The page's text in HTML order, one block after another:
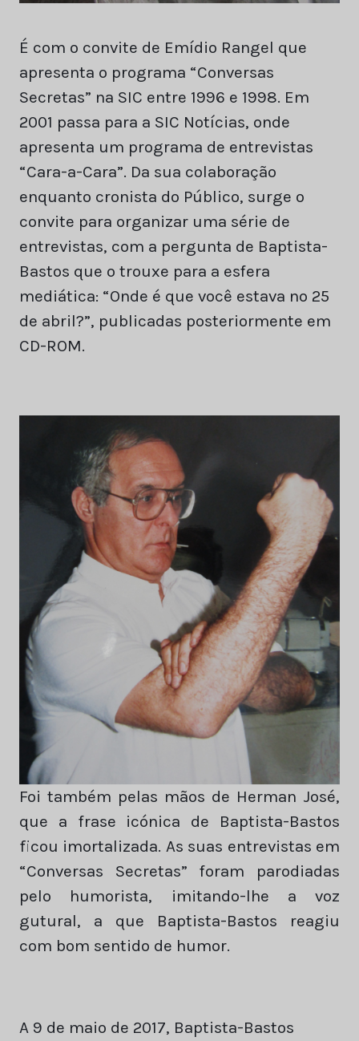
É com o convite de Emídio Rangel que
apresenta o programa “Conversas
Secretas” na SIC entre 1996 e 1998. Em
2001 passa para a SIC Notícias, onde
apresenta um programa de entrevistas
“Cara-a-Cara”. Da sua colaboração
enquanto cronista do Público, surge o
convite para organizar uma série de
entrevistas, com a pergunta de Baptista-
Bastos que o trouxe para a esfera
mediática: “Onde é que você estava no 25
de abril?”, publicadas posteriormente em
CD-ROM.
Foi também pelas mãos de Herman José,
que a frase icónica de Baptista-Bastos
ficou imortalizada. As suas entrevistas em
“Conversas Secretas” foram parodiadas
pelo humorista, imitando-lhe a voz
gutural, a que Baptista-Bastos reagiu
com bom sentido de humor.
A 9 de maio de 2017, Baptista-Bastos